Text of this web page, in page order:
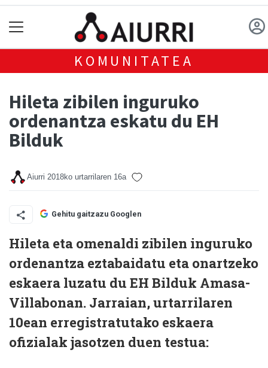
KOMUNITATEA
Hileta zibilen inguruko
ordenantza eskatu du EH
Bilduk
Aiurri 2018ko urtarrilaren 16a
Gehitu gaitzazu Googlen
Hileta eta omenaldi zibilen inguruko
ordenantza eztabaidatu eta onartzeko
eskaera luzatu du EH Bilduk Amasa-
Villabonan. Jarraian, urtarrilaren
10ean erregistratutako eskaera
ofizialak jasotzen duen testua: